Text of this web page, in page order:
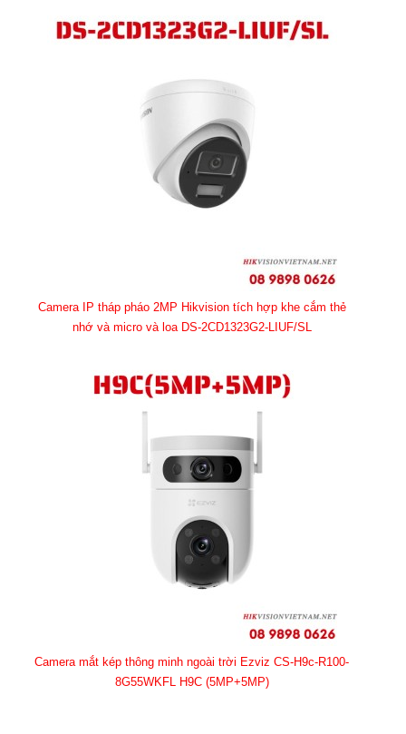
Camera IP tháp pháo 2MP Hikvision tích hợp khe cắm thẻ
nhớ và micro và loa DS-2CD1323G2-LIUF/SL
Camera mắt kép thông minh ngoài trời Ezviz CS-H9c-R100-
8G55WKFL H9C (5MP+5MP)